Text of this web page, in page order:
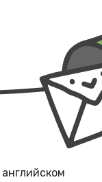
английском